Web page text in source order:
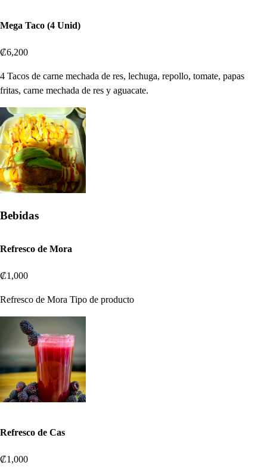
Mega Taco (4 Unid)
₡6,200
4 Tacos de carne mechada de res, lechuga, repollo, tomate, papas
fritas, carne mechada de res y aguacate.
Bebidas
Refresco de Mora
₡1,000
Refresco de Mora Tipo de producto
Refresco de Cas
₡1,000